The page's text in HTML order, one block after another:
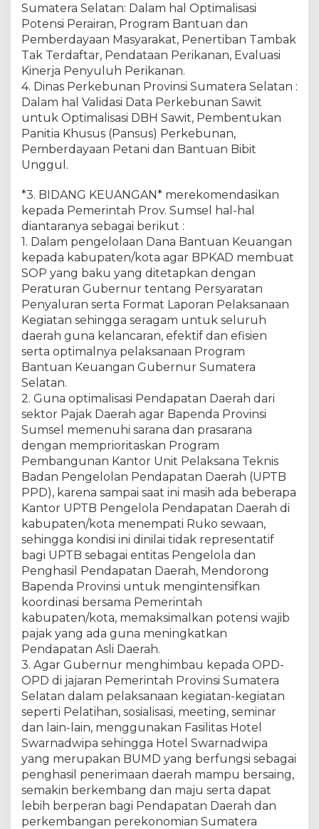
Sumatera Selatan: Dalam hal Optimalisasi
Potensi Perairan, Program Bantuan dan
Pemberdayaan Masyarakat, Penertiban Tambak
Tak Terdaftar, Pendataan Perikanan, Evaluasi
Kinerja Penyuluh Perikanan.
4. Dinas Perkebunan Provinsi Sumatera Selatan :
Dalam hal Validasi Data Perkebunan Sawit
untuk Optimalisasi DBH Sawit, Pembentukan
Panitia Khusus (Pansus) Perkebunan,
Pemberdayaan Petani dan Bantuan Bibit
Unggul.
*3. BIDANG KEUANGAN* merekomendasikan
kepada Pemerintah Prov. Sumsel hal-hal
diantaranya sebagai berikut :
1. Dalam pengelolaan Dana Bantuan Keuangan
kepada kabupaten/kota agar BPKAD membuat
SOP yang baku yang ditetapkan dengan
Peraturan Gubernur tentang Persyaratan
Penyaluran serta Format Laporan Pelaksanaan
Kegiatan sehingga seragam untuk seluruh
daerah guna kelancaran, efektif dan efisien
serta optimalnya pelaksanaan Program
Bantuan Keuangan Gubernur Sumatera
Selatan.
2. Guna optimalisasi Pendapatan Daerah dari
sektor Pajak Daerah agar Bapenda Provinsi
Sumsel memenuhi sarana dan prasarana
dengan memprioritaskan Program
Pembangunan Kantor Unit Pelaksana Teknis
Badan Pengelolan Pendapatan Daerah (UPTB
PPD), karena sampai saat ini masih ada beberapa
Kantor UPTB Pengelola Pendapatan Daerah di
kabupaten/kota menempati Ruko sewaan,
sehingga kondisi ini dinilai tidak representatif
bagi UPTB sebagai entitas Pengelola dan
Penghasil Pendapatan Daerah, Mendorong
Bapenda Provinsi untuk mengintensifkan
koordinasi bersama Pemerintah
kabupaten/kota, memaksimalkan potensi wajib
pajak yang ada guna meningkatkan
Pendapatan Asli Daerah.
3. Agar Gubernur menghimbau kepada OPD-
OPD di jajaran Pemerintah Provinsi Sumatera
Selatan dalam pelaksanaan kegiatan-kegiatan
seperti Pelatihan, sosialisasi, meeting, seminar
dan lain-lain, menggunakan Fasilitas Hotel
Swarnadwipa sehingga Hotel Swarnadwipa
yang merupakan BUMD yang berfungsi sebagai
penghasil penerimaan daerah mampu bersaing,
semakin berkembang dan maju serta dapat
lebih berperan bagi Pendapatan Daerah dan
perkembangan perekonomian Sumatera